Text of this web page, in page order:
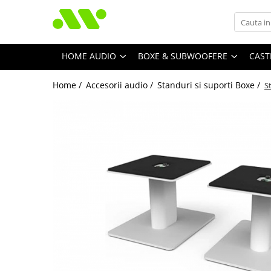
HOME AUDIO BOXE & SUBWOOFERE
Home / Accesorii audio / Standuri si suporti Boxe /